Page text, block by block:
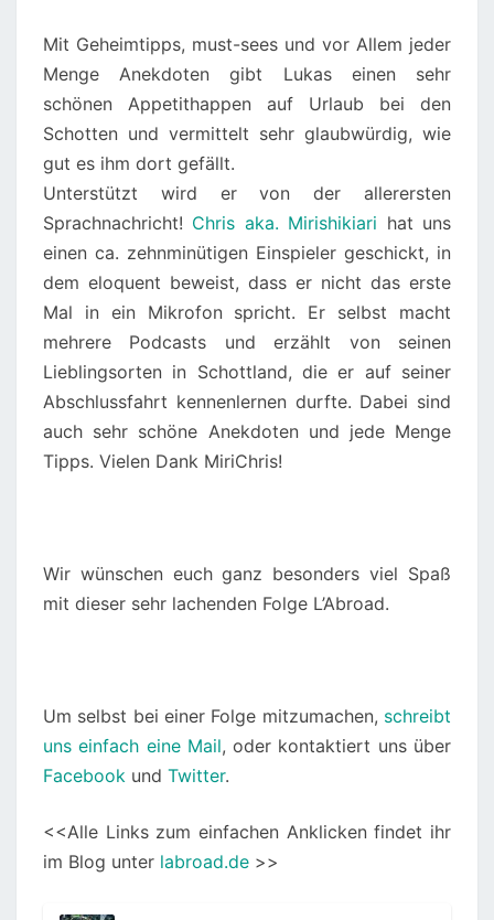
Mit Geheimtipps, must-sees und vor Allem jeder
Menge Anekdoten gibt Lukas einen sehr
schönen Appetithappen auf Urlaub bei den
Schotten und vermittelt sehr glaubwürdig, wie
gut es ihm dort gefällt.
Unterstützt wird er von der allerersten
Sprachnachricht! Chris aka. Mirishikiari hat uns
einen ca. zehnminütigen Einspieler geschickt, in
dem eloquent beweist, dass er nicht das erste
Mal in ein Mikrofon spricht. Er selbst macht
mehrere Podcasts und erzählt von seinen
Lieblingsorten in Schottland, die er auf seiner
Abschlussfahrt kennenlernen durfte. Dabei sind
auch sehr schöne Anekdoten und jede Menge
Tipps. Vielen Dank MiriChris!
Wir wünschen euch ganz besonders viel Spaß
mit dieser sehr lachenden Folge L’Abroad.
Um selbst bei einer Folge mitzumachen, schreibt
uns einfach eine Mail, oder kontaktiert uns über
Facebook und Twitter.
<<Alle Links zum einfachen Anklicken findet ihr
im Blog unter labroad.de >>